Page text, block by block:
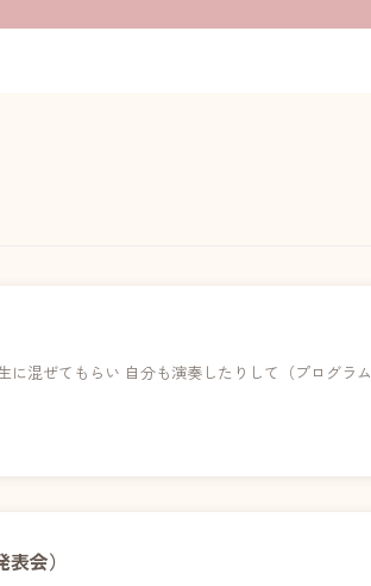
に混ぜてもらい 自分も演奏したりして（プログラム
会）